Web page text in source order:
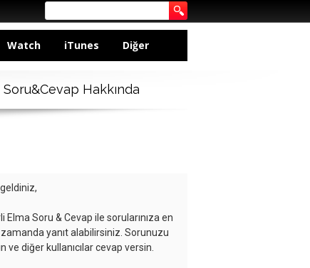
Watch iTunes Diğer
Soru&Cevap Hakkında
Elma Soru & Cevap ile sorularınıza en
zamanda yanıt alabilirsiniz. Sorunuzu
ve diğer kullanıcılar cevap versin.